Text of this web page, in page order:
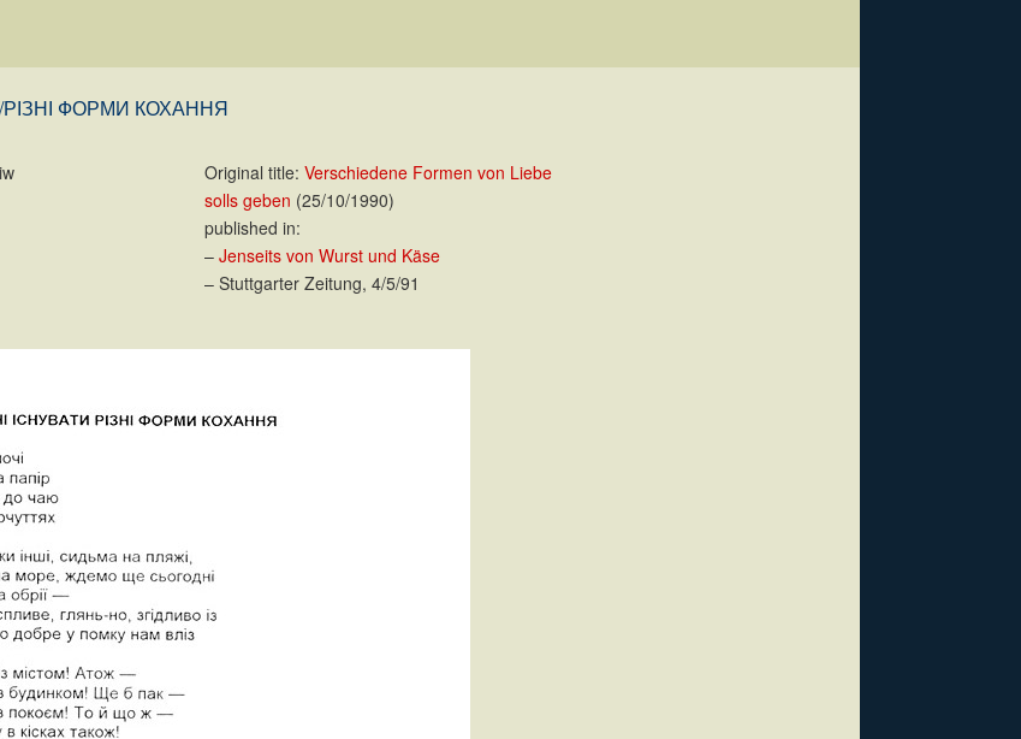
ФОРМИ КОХАННЯ
Original title: Verschiedene Formen von Liebe
solls geben (25/10/1990)
published in:
– Jenseits von Wurst und Käse
– Stuttgarter Zeitung, 4/5/91